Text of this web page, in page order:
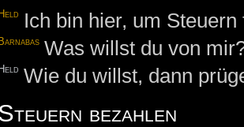
Held Ich bin hier, um
Barnabas Was willst du von
Held Wie du willst, dann
bezahlen